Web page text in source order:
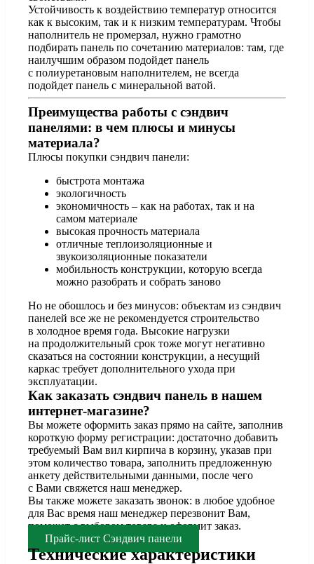
Устойчивость к воздействию температур относится
как к высоким, так и к низким температурам. Чтобы
наполнитель не промерзал, нужно грамотно
подбирать панель по сочетанию материалов: там, где
наилучшим образом подойдет панель
с полиуретановым наполнителем, не всегда
подойдет панель с минеральной ватой.
Преимущества работы с сэндвич
панелями: в чем плюсы и минусы
материала?
Плюсы покупки сэндвич панели:
быстрота монтажа
экологичность
экономичность – как на работах, так и на
самом материале
высокая прочность материала
отличные теплоизоляционные и
звукоизоляционные показатели
мобильность конструкции, которую всегда
можно разобрать и собрать заново
Но не обошлось и без минусов: объектам из сэндвич
панелей все же не рекомендуется строительство
в холодное время года. Высокие нагрузки
на продолжительный срок тоже могут негативно
сказаться на состоянии конструкции, а несущий
каркас требует дополнительного ухода при
эксплуатации.
Как заказать сэндвич панель в нашем
интернет-магазине?
Вы можете оформить заказ прямо на сайте, заполнив
короткую форму регистрации: достаточно добавить
требуемый Вам вил кирпича в корзину, указав при
этом количество товара, заполнить предложенную
анкету действительными данными, после чего
с Вами свяжется наш менеджер.
Вы также можете заказать звонок: в любое удобное
для Вас время наш менеджер перезвонит Вам,
поможет с выбором товара и оформит заказ.
Прайс-лист Сэндвич панели
Технические характеристики